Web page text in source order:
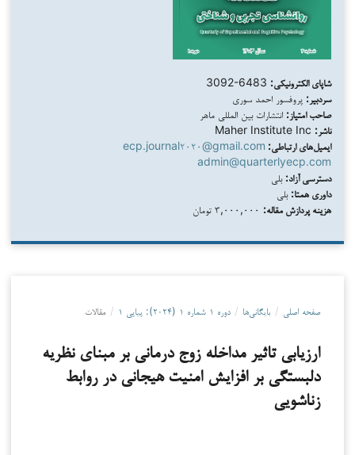
شاپای الکترونیکی: 3092-6483
سردبیر: پروفسور احمد سوری
صاحب امتیاز: انتشارات بین المللی ماهر
ناشر:
ایمیل‌های ارتباطی: ecp.journal۲۰۲۰@gmail.com
admin@quarterlyecp.com
دسترسی آزاد: بلی
داوری همتا: بلی
هزینه پردازش مقاله:
صفحه اصلی / بایگانی‌ها / دوره ۱ شماره ۱ (۲۰۲۴): پیاپی ۱ / مقالات
ارزیابی تاثیر مداخله زوج درمانی بر مبنای نظریه
دلبستگی بر افزایش امنیت هیجانی در روابط
زناشویی